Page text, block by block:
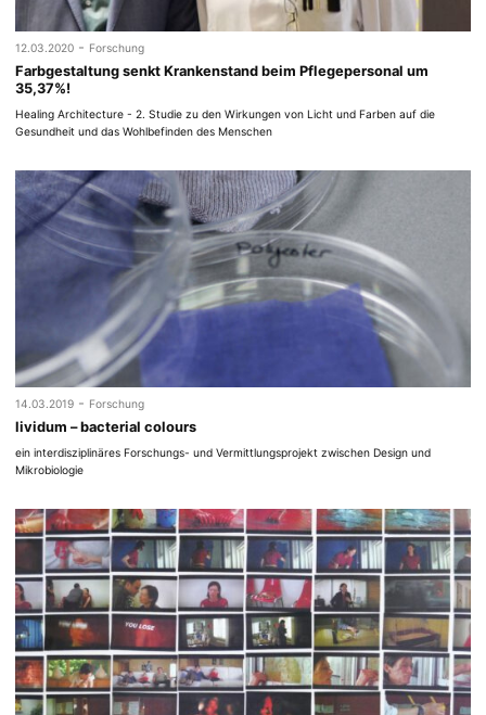
12.03.2020 - Forschung
Farbgestaltung senkt Krankenstand beim Pflegepersonal um
35,37%!
Healing Architecture - 2. Studie zu den Wirkungen von Licht und Farben auf die
Gesundheit und das Wohlbefinden des Menschen
14.03.2019 - Forschung
lividum – bacterial colours
ein interdisziplinäres Forschungs- und Vermittlungsprojekt zwischen Design und
Mikrobiologie